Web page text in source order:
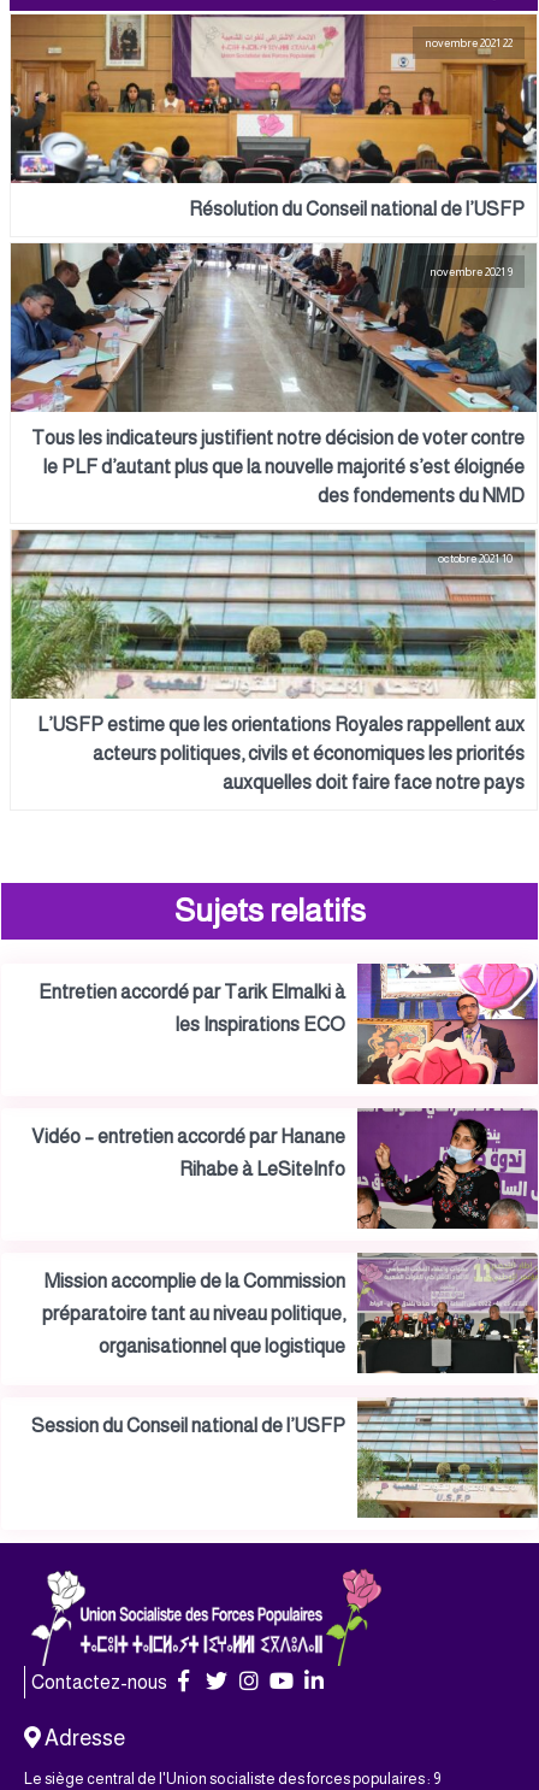
22 novembre 2021
Résolution du Conseil national de l’USFP
Tous les indicateurs justifient notre décision de voter contre
le PLF d’autant plus que la nouvelle majorité s’est éloignée
des fondements du NMD
10 octobre 2021
L’USFP estime que les orientations Royales rappellent aux
acteurs politiques, civils et économiques les priorités
auxquelles doit faire face notre pays
Sujets relatifs
Entretien accordé par Tarik Elmalki à
les Inspirations ECO
Vidéo – entretien accordé par Hanane
Rihabe à LeSiteInfo
Mission accomplie de la Commission
préparatoire tant au niveau politique,
organisationnel que logistique
Session du Conseil national de l’USFP
Contactez-nous
Adresse
Le siège central de l'Union socialiste des forces populaires : 9